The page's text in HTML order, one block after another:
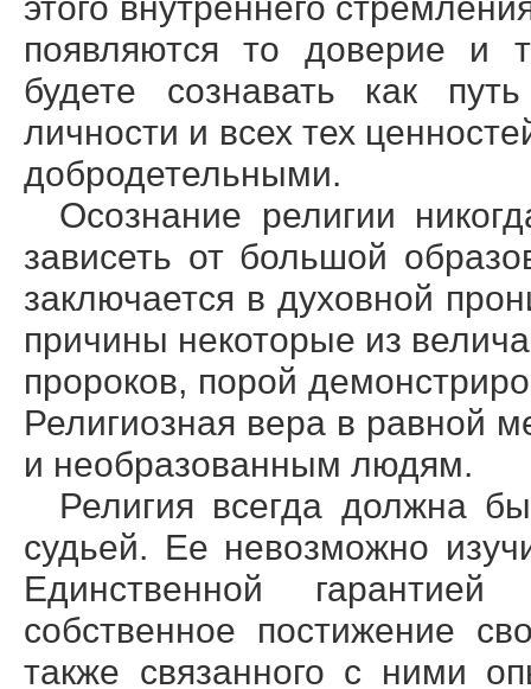
появляются то доверие и
будете сознавать как
личности и всех тех
добродетельными.
Осознание религии
зависеть от большой
заключается в духовной
причины некоторые из
пророков, порой
Религиозная вера в равной
и необразованным людям.
Религия всегда должна
судьей. Ее невозможно
Единственной
собственное постижение
также связанного с ними